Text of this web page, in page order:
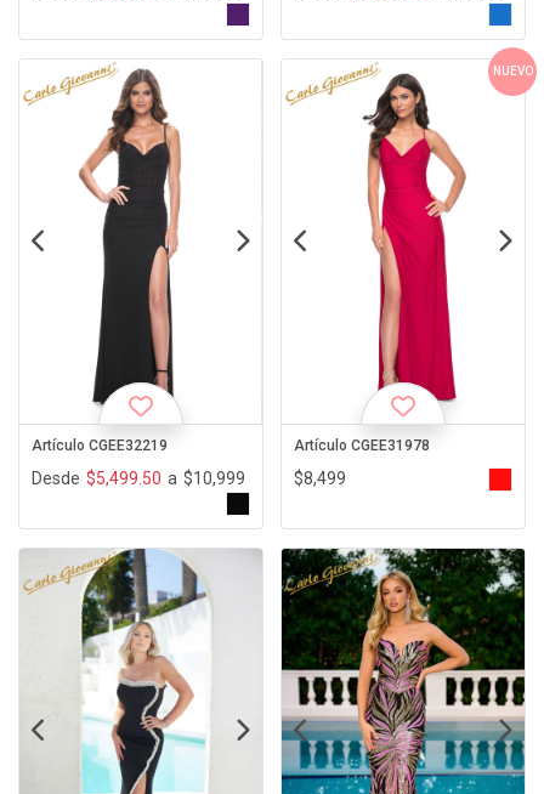
Artículo CGEE32219
Desde $5,499.50 a $10,999
NUEVO
Artículo CGEE31978
$8,499